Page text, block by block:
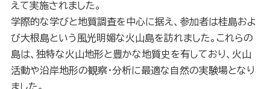
えて実施されました。
学際的な学びと地質調査を中心に据え、参加者は桂島およ
び大根島という風光明媚な火山島を訪れました。これらの
島は、独特な火山地形と豊かな地質史を有しており、火山
活動や沿岸地形の観察・分析に最適な自然の実験場となり
ました。